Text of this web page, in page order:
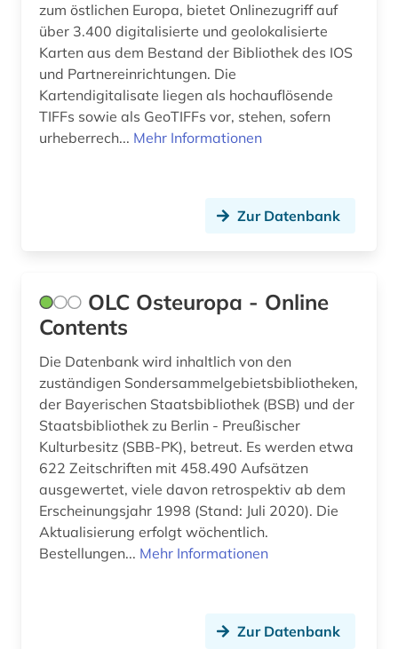
zum östlichen Europa, bietet Onlinezugriff auf
über 3.400 digitalisierte und geolokalisierte
Karten aus dem Bestand der Bibliothek des IOS
und Partnereinrichtungen. Die
Kartendigitalisate liegen als hochauflösende
TIFFs sowie als GeoTIFFs vor, stehen, sofern
urheberrech... Mehr Informationen
Zur Datenbank
OLC Osteuropa - Online
Contents
Die Datenbank wird inhaltlich von den
zuständigen Sondersammelgebietsbibliotheken,
der Bayerischen Staatsbibliothek (BSB) und der
Staatsbibliothek zu Berlin - Preußischer
Kulturbesitz (SBB-PK), betreut. Es werden etwa
622 Zeitschriften mit 458.490 Aufsätzen
ausgewertet, viele davon retrospektiv ab dem
Erscheinungsjahr 1998 (Stand: Juli 2020). Die
Aktualisierung erfolgt wöchentlich.
Bestellungen... Mehr Informationen
Zur Datenbank